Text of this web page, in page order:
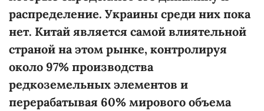
распределение. Украины среди них пока
нет. Китай является самой влиятельной
страной на этом рынке, контролируя
около 97% производства
редкоземельных элементов и
перерабатывая 60% мирового объема